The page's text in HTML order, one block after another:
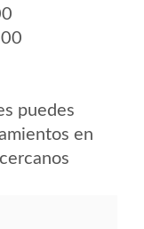
puedes
en